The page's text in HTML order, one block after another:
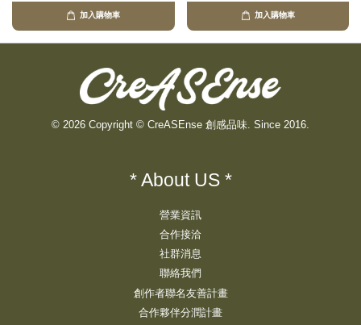
加入購物車 加入購物車
© 2026 Copyright © CreASEnse 創感品味. Since 2016.
* About US *
營業資訊
合作接洽
社群消息
聯絡我們
創作者聯名友善計畫
合作夥伴分潤計畫